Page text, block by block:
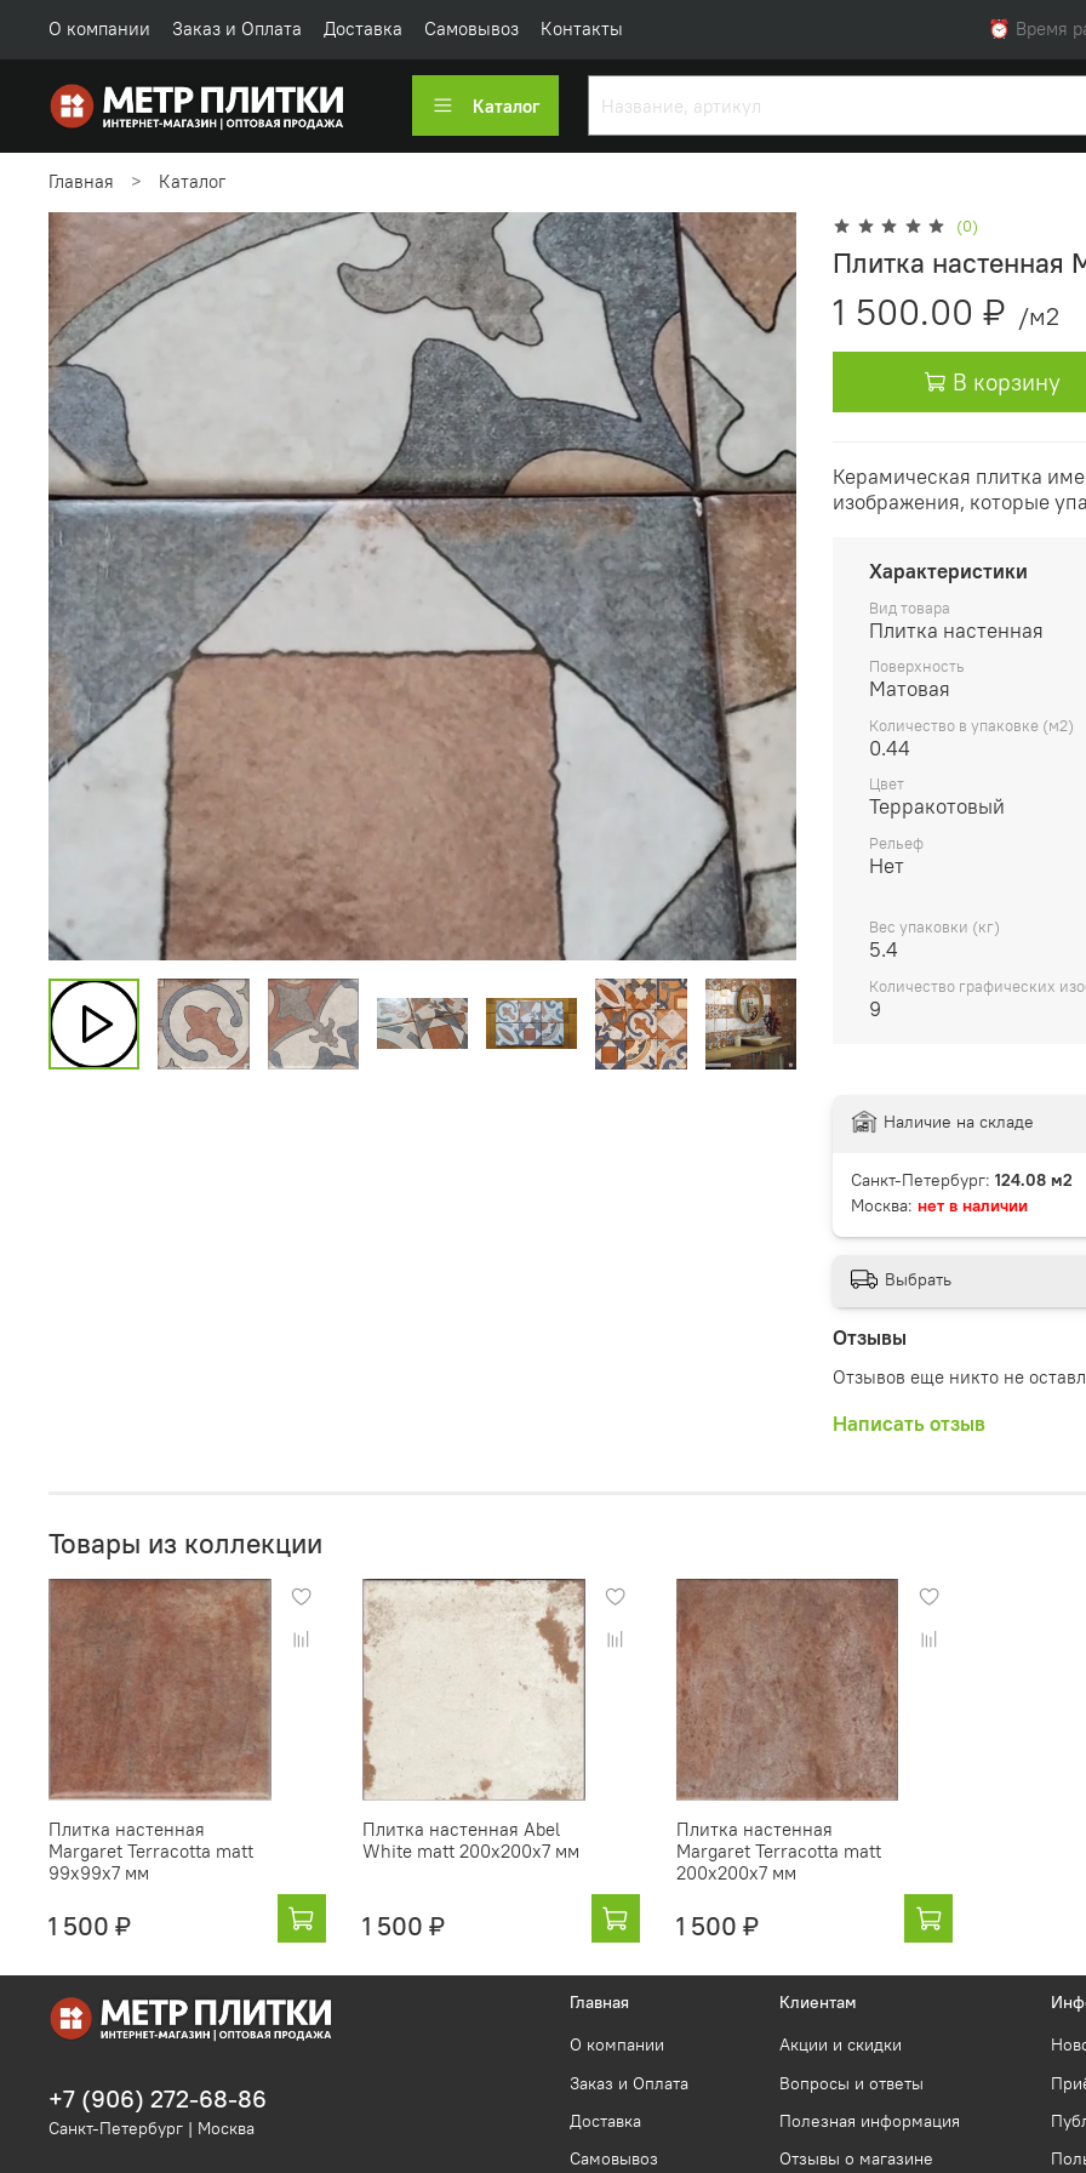
О компании Заказ и Оплата Доставка Самовывоз Контакты ⏰ Время
Каталог
Главная Каталог
(0)
Плитка
1 500.00 ₽ /м2
В корзину
Керамическая плитка
изображения, которые
Характеристики
Вид товара
Плитка настенная
Поверхность
Матовая
Количество в упаковке (м2)
0.44
Цвет
Терракотовый
Рельеф
Нет
Вес упаковки (кг)
5.4
Количество графических
9
Отзывы
Отзывов еще никто не
Написать отзыв
Наличие на складе
Санкт-Петербург: 124.08 м2
Москва: нет в наличии
Выбрать
Товары из коллекции
Плитка настенная
Margaret Terracotta matt
99x99х7 мм
1 500 ₽
Плитка настенная Abel
White matt 200x200х7 мм
1 500 ₽
Плитка настенная
Margaret Terracotta matt
200x200х7 мм
1 500 ₽
Главная
О компании
Заказ и Оплата
Доставка
Самовывоз
Клиентам
Акции и скидки
Вопросы и ответы
Полезная информация
Отзывы о магазине
+7 (906) 272-68-86
Санкт-Петербург | Москва